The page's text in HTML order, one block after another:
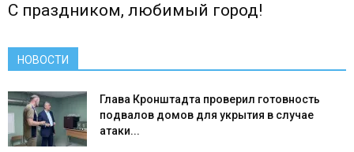
С праздником, любимый город!
НОВОСТИ
Глава Кронштадта проверил готовность
подвалов домов для укрытия в случае
атаки...